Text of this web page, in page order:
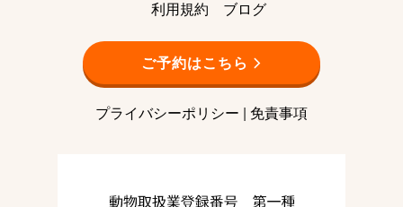
利用規約
ブログ
ご予約はこちら
プライバシーポリシー 免責事項